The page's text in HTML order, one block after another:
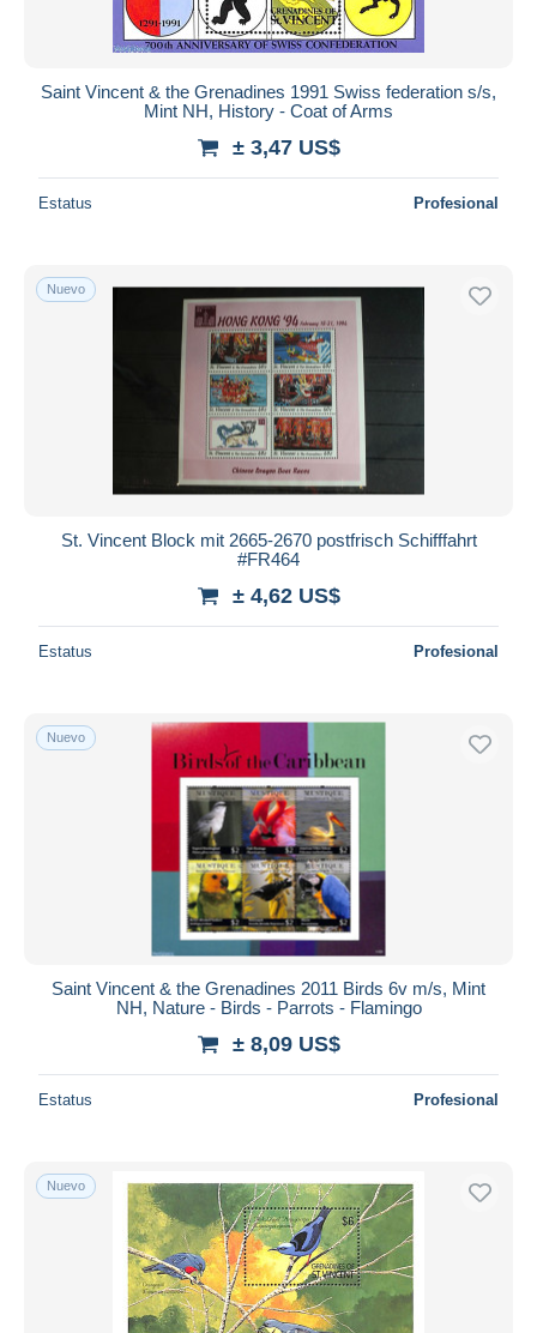
Saint Vincent & the Grenadines 1991 Swiss federation s/s,
Mint NH, History - Coat of Arms
± 3,47 US$
Estatus Profesional
Nuevo
St. Vincent Block mit 2665-2670 postfrisch Schifffahrt
#FR464
± 4,62 US$
Estatus Profesional
Nuevo
Saint Vincent & the Grenadines 2011 Birds 6v m/s, Mint
NH, Nature - Birds - Parrots - Flamingo
± 8,09 US$
Estatus Profesional
Nuevo